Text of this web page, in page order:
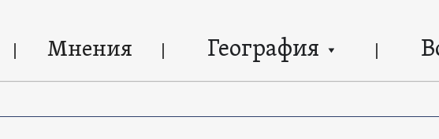
Мнения География